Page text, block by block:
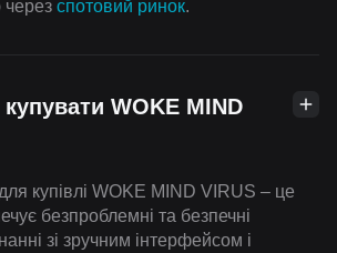
через спотовий ринок.
WOKE MIND
купівлі WOKE MIND VIRUS – це
безпроблемні та безпечні
зі зручним інтерфейсом і